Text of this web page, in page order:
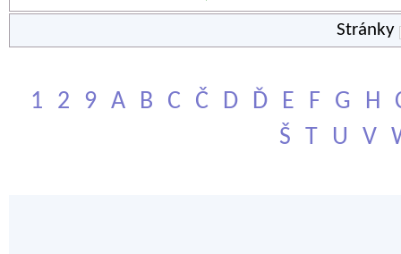
Stránky
1 2 9 A B C Č D Ď E F G H
Š
T U V